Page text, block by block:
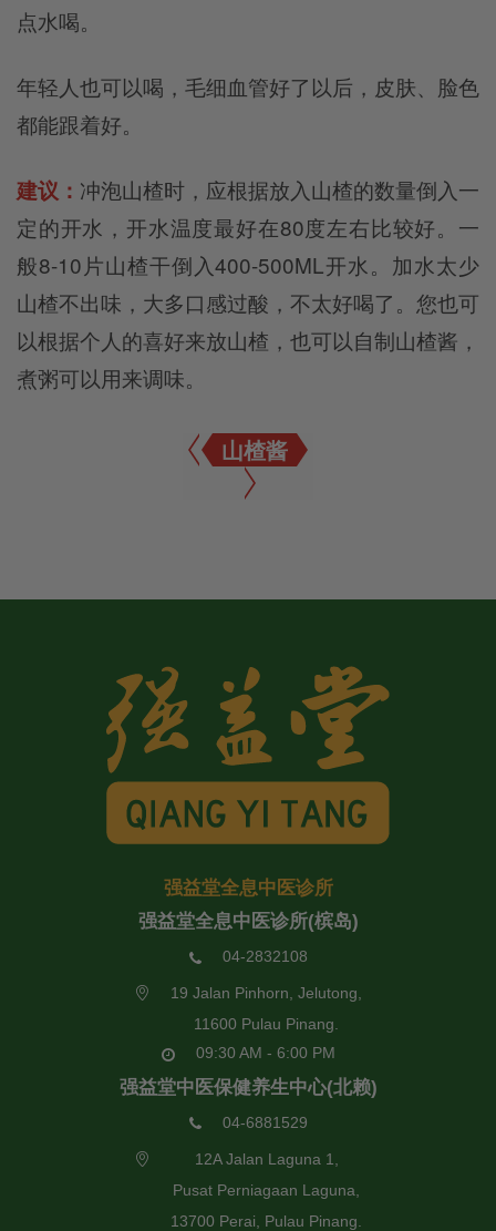
点水喝。
年轻人也可以喝，毛细血管好了以后，皮肤、脸色
都能跟着好。
建议： 冲泡山楂时，应根据放入山楂的数量倒入一
定的开水，开水温度最好在80度左右比较好。一
般8-10片山楂干倒入400-500ML开水。加水太少
山楂不出味，大多口感过酸，不太好喝了。您也可
以根据个人的喜好来放山楂，也可以自制山楂酱，
煮粥可以用来调味。
山楂酱
强益堂全息中医诊所
强益堂全息中医诊所(槟岛)
04-2832108
19 Jalan Pinhorn, Jelutong,
11600 Pulau Pinang.
09:30 AM - 6:00 PM
强益堂中医保健养生中心(北赖)
04-6881529
12A Jalan Laguna 1,
Pusat Perniagaan Laguna,
13700 Perai, Pulau Pinang.